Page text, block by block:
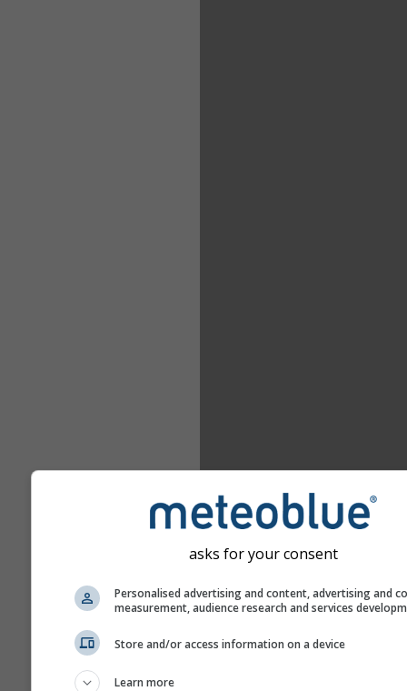
asks for your consent
Personalised advertising and content, advertising and
measurement, audience research and services
Store and/or access information on a device
Learn more